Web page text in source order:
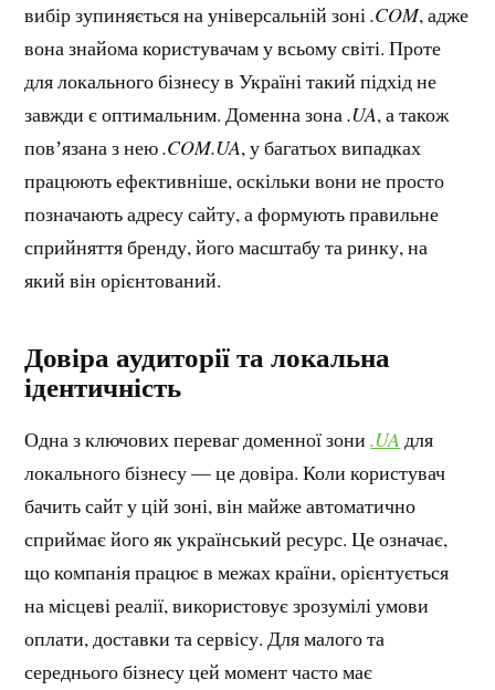
вибір зупиняється на універсальній зоні.COM, адже
вона знайома користувачам у всьому світі. Проте
для локального бізнесу в Україні такий підхід не
завжди є оптимальним. Доменна зона.UA, а також
повʼязана з нею.COM.UA, у багатьох випадках
працюють ефективніше, оскільки вони не просто
позначають адресу сайту, а формують правильне
сприйняття бренду, його масштабу та ринку, на
який він орієнтований.
Довіра аудиторії та локальна
ідентичність
Одна з ключових переваг доменної зони.UA для
локального бізнесу — це довіра. Коли користувач
бачить сайт у цій зоні, він майже автоматично
сприймає його як український ресурс. Це означає,
що компанія працює в межах країни, орієнтується
на місцеві реалії, використовує зрозумілі умови
оплати, доставки та сервісу. Для малого та
середнього бізнесу цей момент часто має